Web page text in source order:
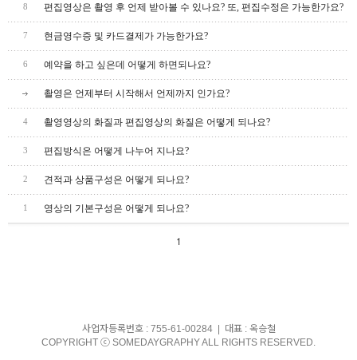
8 편집영상은 촬영 후 언제 받아볼 수 있나요? 또, 편집수정은 가능한가요?
7 현금영수증 및 카드결제가 가능한가요?
6 예약을 하고 싶은데 어떻게 하면되나요?
촬영은 언제부터 시작해서 언제까지 인가요?
4 촬영영상의 화질과 편집영상의 화질은 어떻게 되나요?
3 편집방식은 어떻게 나누어 지나요?
2 견적과 상품구성은 어떻게 되나요?
1 영상의 기본구성은 어떻게 되나요?
1
사업자등록번호 : 755-61-00284 | 대표 : 옥승철
COPYRIGHT ⓒ SOMEDAYGRAPHY ALL RIGHTS RESERVED.